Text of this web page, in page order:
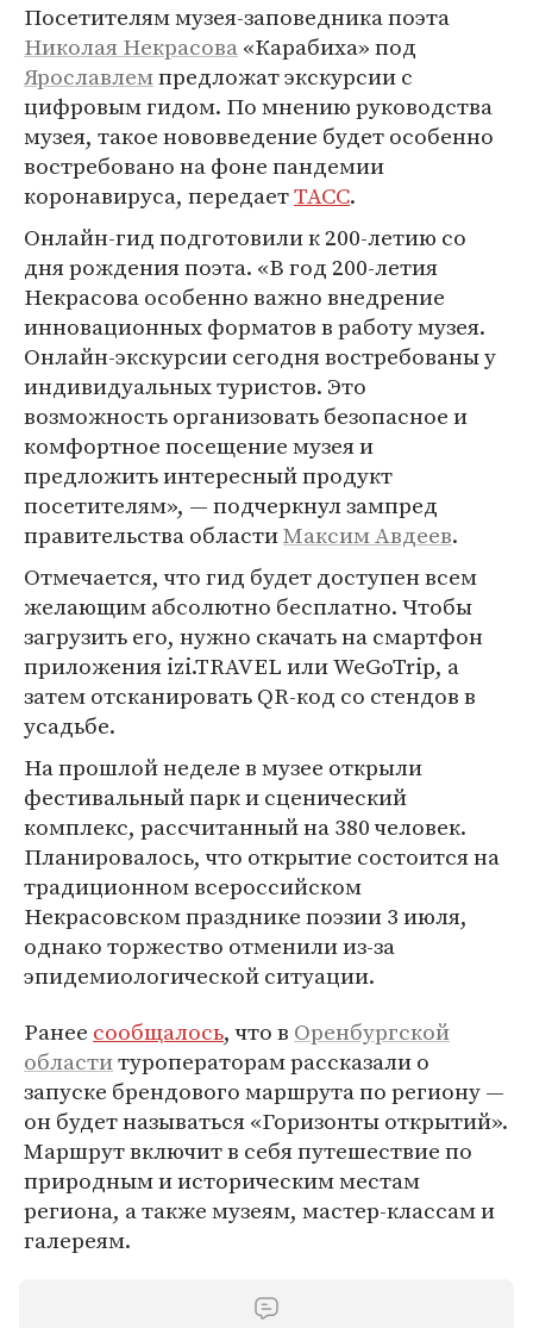
Посетителям музея-заповедника поэта
Николая Некрасова«Карабиха» под
Ярославлемпредложат экскурсии с
цифровым гидом. По мнению руководства
музея, такое нововведение будет особенно
востребовано на фоне пандемии
коронавируса, передаетТАСС.
Онлайн-гид подготовили к 200-летию со
дня рождения поэта. «В год 200-летия
Некрасова особенно важно внедрение
инновационных форматов в работу музея.
Онлайн-экскурсии сегодня востребованы у
индивидуальных туристов. Это
возможность организовать безопасное и
комфортное посещение музея и
предложить интересный продукт
посетителям», — подчеркнул зампред
правительства областиМаксим Авдеев.
Отмечается, что гид будет доступен всем
желающим абсолютно бесплатно. Чтобы
загрузить его, нужно скачать на смартфон
приложения izi.TRAVEL или WeGoTrip, а
затем отсканировать QR-код со стендов в
усадьбе.
На прошлой неделе в музее открыли
фестивальный парк и сценический
комплекс, рассчитанный на 380 человек.
Планировалось, что открытие состоится на
традиционном всероссийском
Некрасовском празднике поэзии 3 июля,
однако торжество отменили из-за
эпидемиологической ситуации.
Ранее сообщалось, что в Оренбургской
облаституроператорам рассказали о
запуске брендового маршрута по региону —
он будет называться «Горизонты открытий».
Маршрут включит в себя путешествие по
природным и историческим местам
региона, а также музеям, мастер-классам и
галереям.